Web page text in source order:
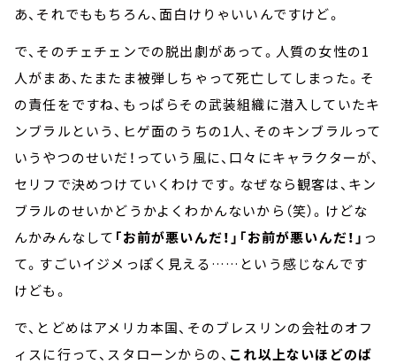
あ、それでももちろん、面白けりゃいいんですけど。
で、そのチェチェンでの脱出劇があって。人質の女性の1
人がまあ、たまたま被弾しちゃって死亡してしまった。そ
の責任をですね、もっぱらその武装組織に潜入していたキ
ンブラルという、ヒゲ面のうちの1人、そのキンブラルって
いうやつのせいだ！っていう風に、口々にキャラクターが、
セリフで決めつけていくわけです。なぜなら観客は、キン
ブラルのせいかどうかよくわかんないから（笑）。けどな
んかみんなして 「お前が悪いんだ！」「お前が悪いんだ！」 っ
て。すごいイジメっぽく見える……という感じなんです
けども。
で、とどめはアメリカ本国、そのブレスリンの会社のオフ
ィスに行って、スタローンからの、 これ以上ないほどのば